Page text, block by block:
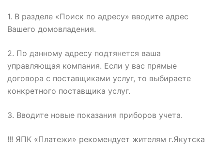
1. В разделе «Поиск по адресу» вводите адрес
Вашего домовладения.
2. По данному адресу подтянется ваша
управляющая компания. Если у вас прямые
договора с поставщиками услуг, то выбираете
конкретного поставщика услуг.
3. Вводите новые показания приборов учета.
!!! ЯПК «Платежи» рекомендует жителям г.Якутска